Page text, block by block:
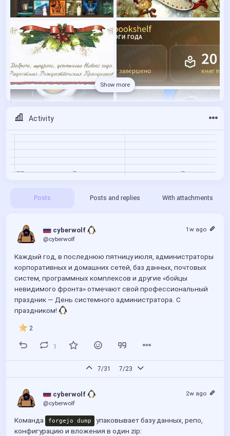
Show more
Activity
Posts Posts and replies With attachments
cyberwolf
@cyberwolf
1w ago
Каждый год, в последнюю пятницу июля, администраторы
корпоративных и домашних сетей, баз данных, почтовых
систем, программных комплексов и другие «бойцы
невидимого фронта» отмечают свой профессиональный
праздник — День системного администратора. С
праздником!
2
1
7/31 7/23
cyberwolf
@cyberwolf
2w ago
Команда forgejo dump
упаковывает базу данных, репо,
конфигурацию и вложения в один zip: